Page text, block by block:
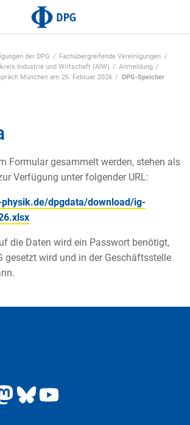
der DPG
Fachübergreifende Vereinigungen
Industrie und Wirtschaft (AIW)
Anmeldung
München am 26. Februar 2026
DPG-Speicher
Formular gesammelt werden, stehen als
Verfügung unter folgender URL:
dpgdata/download/ig-
die Daten wird ein Passwort benötigt,
gesetzt wird und in der Geschäftsstelle